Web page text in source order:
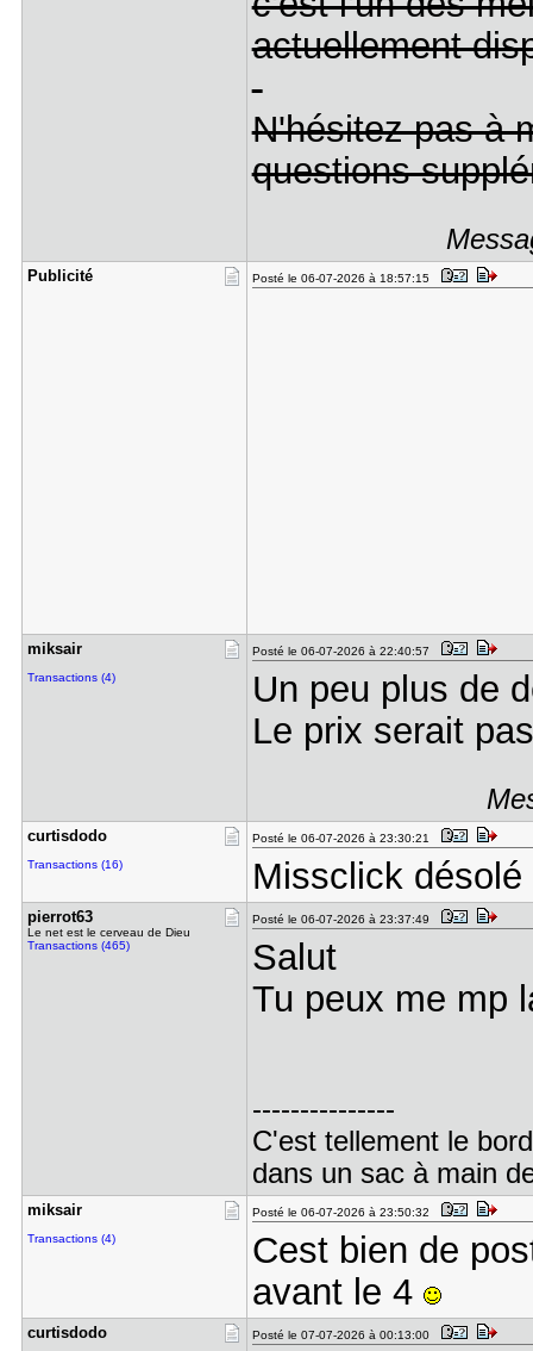
actuellement
N'hésitez pas à
questions
Publicité Posté le 06-07-2026 à 18:57:15
miksair
Transactions (4)
Posté le 06-07-2026 à 22:40:57
Un peu plus de
Le prix serait
curtisdodo
Transactions (16)
Posté le 06-07-2026 à 23:30:21
Missclick désolé
pierrot63
Le net est le cerveau de Dieu
Transactions (465)
Posté le 06-07-2026 à 23:37:49
Salut
Tu peux me mp
---------------
C'est tellement le
dans un sac à main
miksair
Transactions (4)
Posté le 06-07-2026 à 23:50:32
Cest bien de
avant le 4
curtisdodo Posté le 07-07-2026 à 00:13:00